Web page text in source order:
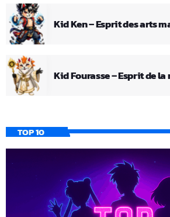
Kid Ken – Esprit des arts
Kid Fourasse – Esprit de
TOP 10